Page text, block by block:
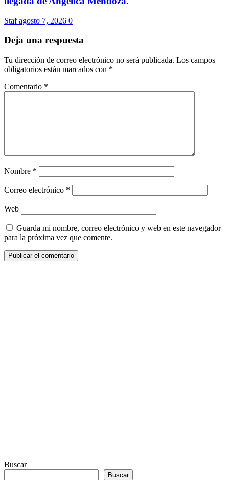
Stafagosto 7, 2026 0
Deja una respuesta
Tu dirección de correo electrónico no será publicada. Los campos
obligatorios están marcados con *
Comentario *
Nombre *
Correo electrónico *
Web
Guarda mi nombre, correo electrónico y web en este navegador
para la próxima vez que comente.
Buscar
Buscar